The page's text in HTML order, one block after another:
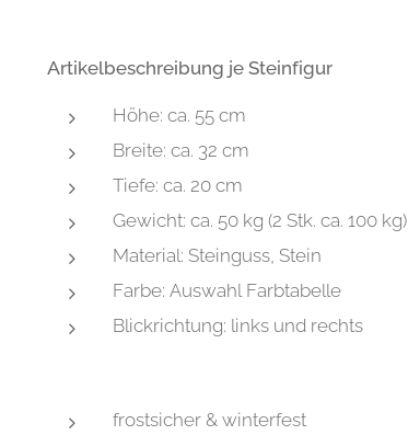
Artikelbeschreibung je Steinfigur
Höhe: ca. 55 cm
Breite: ca. 32 cm
Tiefe: ca. 20 cm
Gewicht: ca. 50 kg (2 Stk. ca. 100 kg)
Material: Steinguss, Stein
Farbe: Auswahl Farbtabelle
Blickrichtung: links und rechts
frostsicher & winterfest